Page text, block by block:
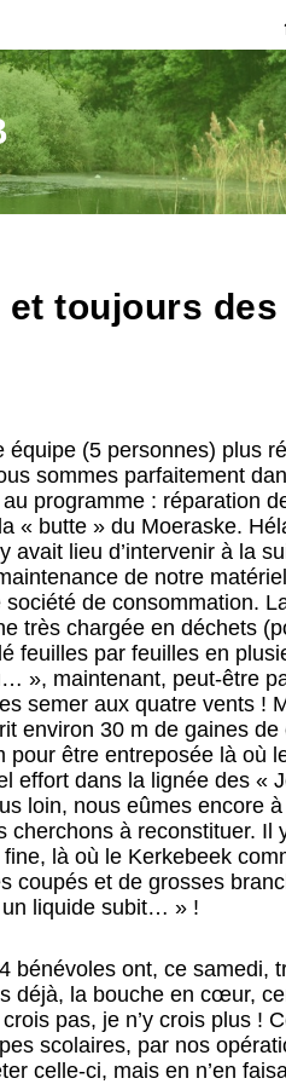
et toujours
(5 personnes) plus
sommes parfaitement
programme : réparation
« butte » du Moeraske.
lieu d’intervenir à la
de notre
de consommation.
très chargée en déchets
feuilles par feuilles en
», maintenant, peut-être
semer aux quatre vents !
environ 30 m de gaines
être entreposée là où
effort dans la lignée des
loin, nous eûmes encore
à reconstituer.
là où le Kerkebeek
coupés et de grosses
un liquide subit… » !
bénévoles ont, ce
déjà, la bouche en cœur,
pas, je n’y crois plus
scolaires, par nos
celle-ci, mais en n’en